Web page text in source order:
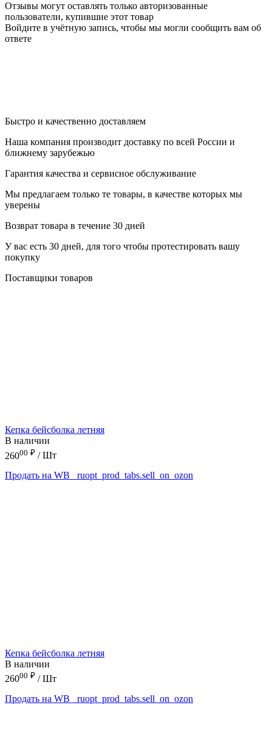
Отзывы могут оставлять только авторизованные
пользователи, купившие этот товар
Войдите в учётную запись, чтобы мы могли сообщить вам об
ответе
Быстро и качественно доставляем
Наша компания производит доставку по всей России и
ближнему зарубежью
Гарантия качества и сервисное обслуживание
Мы предлагаем только те товары, в качестве которых мы
уверены
Возврат товара в течение 30 дней
У вас есть 30 дней, для того чтобы протестировать вашу
покупку
Поставщики товаров
Кепка бейсболка летняя
В наличии
26000 ₽ / Шт
Продать на WB
_ruopt_prod_tabs.sell_on_ozon
Кепка бейсболка летняя
В наличии
26000 ₽ / Шт
Продать на WB
_ruopt_prod_tabs.sell_on_ozon